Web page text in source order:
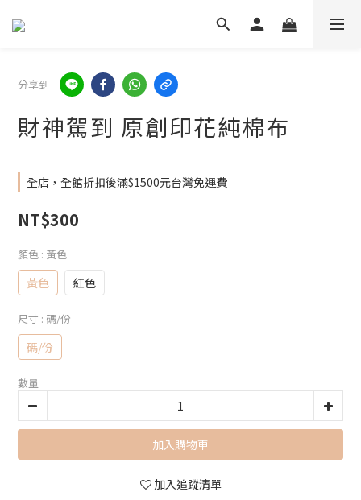
分享到
財神駕到 原創印花純棉布
全店，全館折扣後滿$1500元台灣免運費
NT$300
顏色 : 黃色
黃色 紅色
尺寸 : 碼/份
碼/份
數量
加入購物車
加入追蹤清單